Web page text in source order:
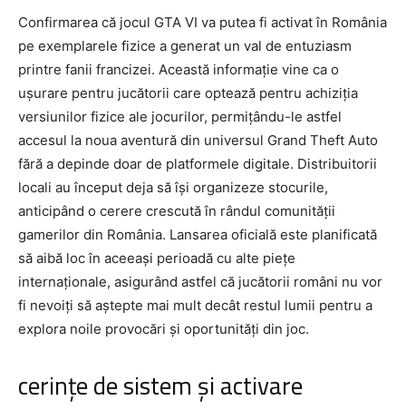
Confirmarea că jocul GTA VI va putea fi activat în România
pe exemplarele fizice a generat un val de entuziasm
printre fanii francizei. Această informație vine ca o
ușurare pentru jucătorii care optează pentru achiziția
versiunilor fizice ale jocurilor, permițându-le astfel
accesul la noua aventură din universul Grand Theft Auto
fără a depinde doar de platformele digitale. Distribuitorii
locali au început deja să își organizeze stocurile,
anticipând o cerere crescută în rândul comunității
gamerilor din România. Lansarea oficială este planificată
să aibă loc în aceeași perioadă cu alte piețe
internaționale, asigurând astfel că jucătorii români nu vor
fi nevoiți să aștepte mai mult decât restul lumii pentru a
explora noile provocări și oportunități din joc.
cerințe de sistem și activare